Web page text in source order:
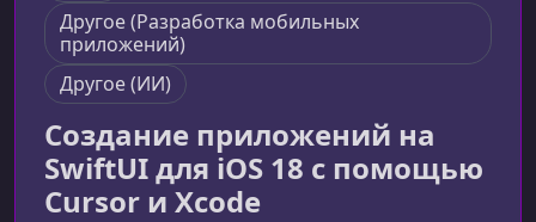
Другое (Разработка мобильных
приложений)
Другое (ИИ)
Создание приложений на
SwiftUI для iOS 18 с помощью
Cursor и Xcode